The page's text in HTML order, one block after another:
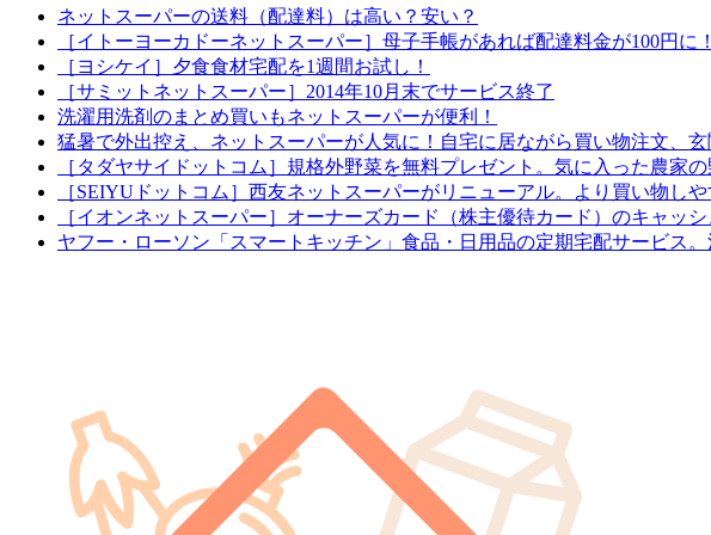
ネットスーパーの送料（配達料）は高い？安い？
［イトーヨーカドーネットスーパー］母子手帳があれば配達料金が100円に！
［ヨシケイ］夕食食材宅配を1週間お試し！
［サミットネットスーパー］2014年10月末でサービス終了
洗濯用洗剤のまとめ買いもネットスーパーが便利！
猛暑で外出控え、ネットスーパーが人気に！自宅に居ながら買い物注文、
［タダヤサイドットコム］規格外野菜を無料プレゼント。気に入った農家
［SEIYUドットコム］西友ネットスーパーがリニューアル。より買い物しや
［イオンネットスーパー］オーナーズカード（株主優待カード）のキャッ
ヤフー・ローソン「スマートキッチン」食品・日用品の定期宅配サービス